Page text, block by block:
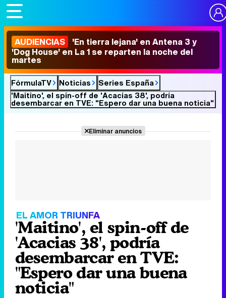
AUDIENCIAS 'En tierra lejana' en Antena 3 y
'Dog House' en La 1 se reparten la noche del
martes
FórmulaTV Noticias
Series España
'Maitino', el spin-off de 'Acacias 38', podría
desembarcar en TVE: "Espero dar una buena noticia"
Eliminar anuncios
EL AMOR TRIUNFA
'Maitino', el spin-off de
'Acacias 38', podría
desembarcar en TVE:
"Espero dar una buena
noticia"